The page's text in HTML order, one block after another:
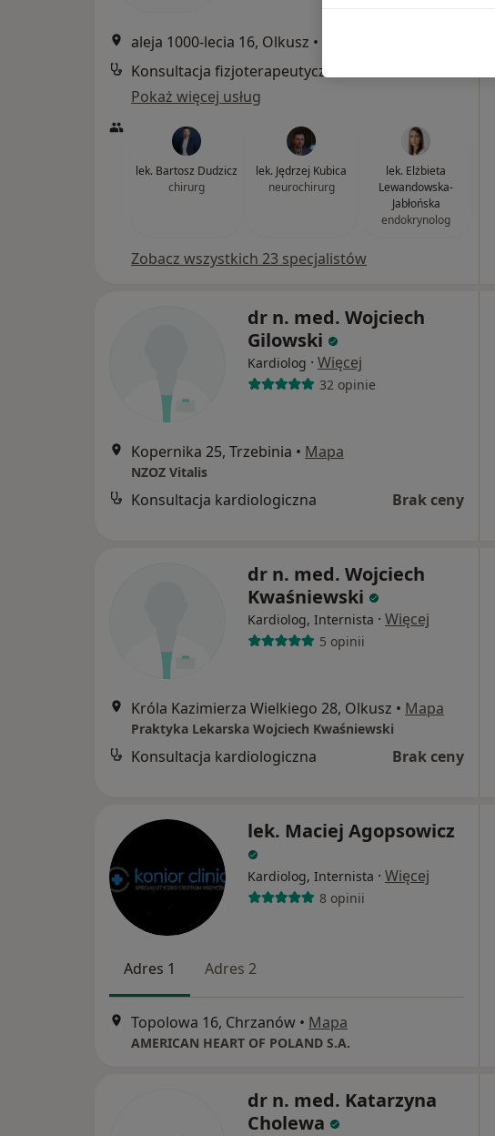
aleja 1000-lecia 16, Olkusz •
Konsultacja fizjoterapeutyczna
Pokaż więcej usług
lek. Bartosz Dudzicz
chirurg
lek. Jędrzej Kubica
neurochirurg
lek. Elżbieta
Lewandowska-
Jabłońska
endokrynolog
Zobacz wszystkich 23 specjalistów
dr n. med. Wojciech
Gilowski
Kardiolog · Więcej
32 opinie
Kopernika 25, Trzebinia • Mapa
NZOZ Vitalis
Konsultacja kardiologiczna Brak ceny
dr n. med. Wojciech
Kwaśniewski
Kardiolog, Internista · Więcej
5 opinii
Króla Kazimierza Wielkiego 28, Olkusz • Mapa
Praktyka Lekarska Wojciech Kwaśniewski
Konsultacja kardiologiczna Brak ceny
lek. Maciej Agopsowicz
Kardiolog, Internista · Więcej
8 opinii
Adres 1 Adres 2
Topolowa 16, Chrzanów • Mapa
AMERICAN HEART OF POLAND S.A.
dr n. med. Katarzyna
Cholewa